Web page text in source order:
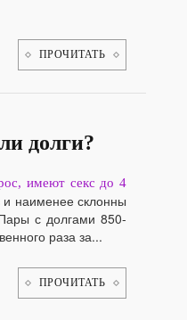
ПРОЧИТАТЬ
долги?
имеют секс до 4
наименее склонны
с долгами 850-
раза за...
ПРОЧИТАТЬ